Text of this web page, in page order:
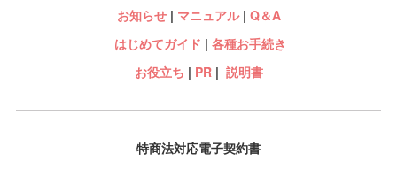
お知らせ| マニュアル| Q＆A
はじめてガイド | 各種お手続き
お役立ち | PR| 説明書
特商法対応電子契約書